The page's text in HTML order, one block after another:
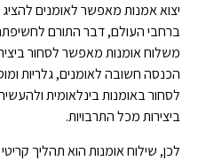
יצוא אמנות מאפשר לאומנים להציג
ברחבי העולם, דבר התורם
משלוח אומנות מאפשר לסחור
הכנסה חשובה לאומנים, גלריות
לסחור באומנות בינלאומית
ביצירות מכל התרבויות.
לכן, שילוח אומנות הוא תהליך